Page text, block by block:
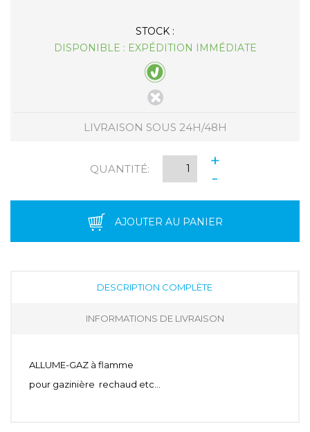
STOCK :
DISPONIBLE : EXPÉDITION IMMÉDIATE
LIVRAISON SOUS 24H/48H
QUANTITÉ:
+
-
AJOUTER AU PANIER
DESCRIPTION COMPLÈTE
INFORMATIONS DE LIVRAISON
ALLUME-GAZ à flamme
pour gazinière rechaud etc...